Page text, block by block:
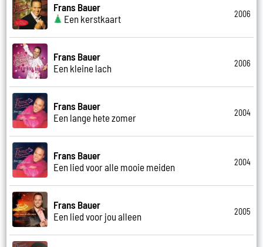
Frans Bauer
Een kerstkaart
2006
Frans Bauer
Een kleine lach
2006
Frans Bauer
Een lange hete zomer
2004
Frans Bauer
Een lied voor alle mooie meiden
2004
Frans Bauer
Een lied voor jou alleen
2005